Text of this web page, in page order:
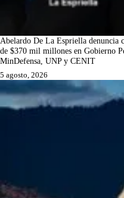
Abelardo De La Espriella denuncia
de $370 mil millones en Gobierno
MinDefensa, UNP y CENIT
5 agosto, 2026